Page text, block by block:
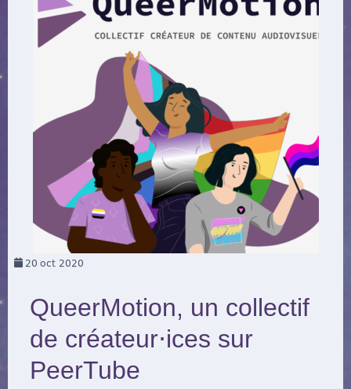
20 oct 2020
QueerMotion, un collectif
de créateur⋅ices sur
PeerTube